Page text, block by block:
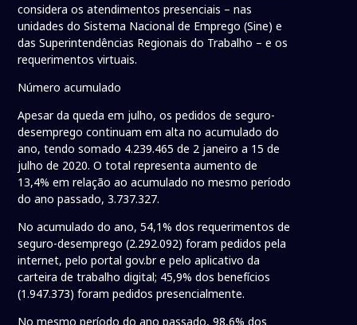
considera os atendimentos presenciais – nas
unidades do Sistema Nacional de Emprego (Sine) e
das Superintendências Regionais do Trabalho – e os
requerimentos virtuais.
Número acumulado
Apesar da queda em julho, os pedidos de seguro-
desemprego continuam em alta no acumulado do
ano, tendo somado 4.239.465 de 2 janeiro a 15 de
julho de 2020. O total representa aumento de
13,4% em relação ao acumulado no mesmo período
do ano passado, 3.737.327.
No acumulado do ano, 54,1% dos requerimentos de
seguro-desemprego (2.292.092) foram pedidos pela
internet, pelo portal gov.br e pelo aplicativo da
carteira de trabalho digital; 45,9% dos benefícios
(1.947.373) foram pedidos presencialmente.
No mesmo período do ano passado, 98,6% dos